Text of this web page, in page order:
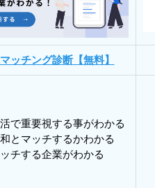
ッチング診断【無料】
で重要視する事がわかる
とマッチするかわかる
チする企業がわかる